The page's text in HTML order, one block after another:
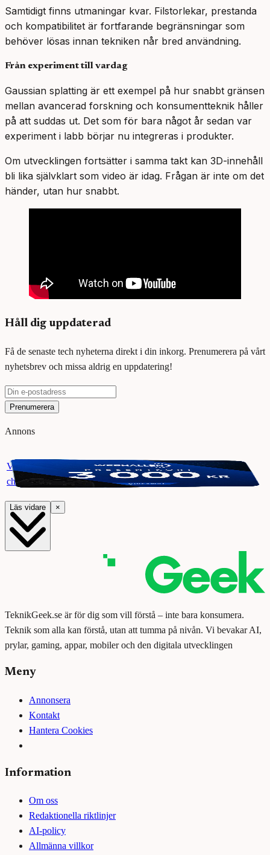
Samtidigt finns utmaningar kvar. Filstorlekar, prestanda
och kompatibilitet är fortfarande begränsningar som
behöver lösas innan tekniken når bred användning.
Från experiment till vardag
Gaussian splatting är ett exempel på hur snabbt gränsen
mellan avancerad forskning och konsumentteknik håller
på att suddas ut. Det som för bara något år sedan var
experiment i labb börjar nu integreras i produkter.
Om utvecklingen fortsätter i samma takt kan 3D-innehåll
bli lika självklart som video är idag. Frågan är inte om det
händer, utan hur snabbt.
Håll dig uppdaterad
Få de senaste tech nyheterna direkt i din inkorg. Prenumerera på vårt
nyhetsbrev och missa aldrig en uppdatering!
Prenumerera
Annons
Vinn ett presentkort på Webhallen. Delta i vår giveaway för
chansen att vinna 3000 kr.
Läs vidare ×
TeknikGeek.se är för dig som vill förstå – inte bara konsumera.
Teknik som alla kan förstå, utan att tumma på nivån. Vi bevakar AI,
prylar, gaming, appar, mobiler och den digitala utvecklingen
Meny
Annonsera
Kontakt
Hantera Cookies
Information
Om oss
Redaktionella riktlinjer
AI-policy
Allmänna villkor